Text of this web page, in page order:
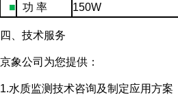
■ 功 率 150W
四、技术服务
京象公司为您提供：
1.水质监测技术咨询及制定应用方案